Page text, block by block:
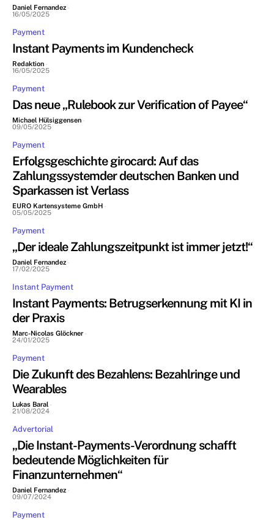
Daniel Fernandez -
16/05/2025
Payment
Instant Payments im Kundencheck
Redaktion -
16/05/2025
Payment
Das neue „Rulebook zur Verification of Payee“
Michael Hülsiggensen -
09/05/2025
Payment
Erfolgsgeschichte girocard: Auf das
Zahlungssystemder deutschen Banken und
Sparkassen ist Verlass
EURO Kartensysteme GmbH -
05/05/2025
Payment
„Der ideale Zahlungszeitpunkt ist immer jetzt!“
Daniel Fernandez -
17/02/2025
Instant Payment
Instant Payments: Betrugserkennung mit KI in
der Praxis
Marc-Nicolas Glöckner -
24/01/2025
Payment
Die Zukunft des Bezahlens: Bezahlringe und
Wearables
Lukas Baral -
21/08/2024
Advertorial
„Die Instant-Payments-Verordnung schafft
bedeutende Möglichkeiten für
Finanzunternehmen“
Daniel Fernandez -
09/07/2024
Payment